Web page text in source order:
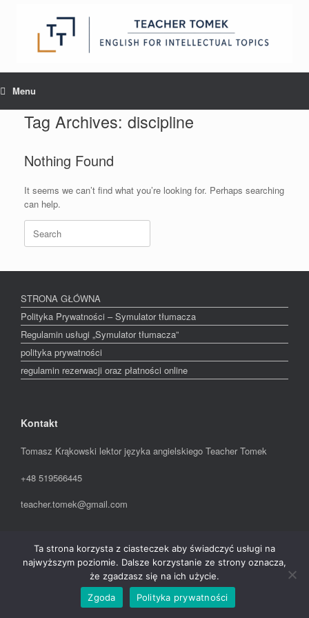
Menu
Tag Archives: discipline
Nothing Found
It seems we can’t find what you’re looking for. Perhaps searching
can help.
Search
for:
STRONA GŁÓWNA
Polityka Prywatności – Symulator tłumacza
Regulamin usługi „Symulator tłumacza”
polityka prywatności
regulamin rezerwacji oraz płatności online
Kontakt
Tomasz Krąkowski lektor języka angielskiego Teacher Tomek
+48 519566445
teacher.tomek@gmail.com
ASiteOriginTheme
Ta strona korzysta z ciasteczek aby świadczyć usługi na
najwyższym poziomie. Dalsze korzystanie ze strony oznacza,
że zgadzasz się na ich użycie.
Zgoda
Polityka prywatności